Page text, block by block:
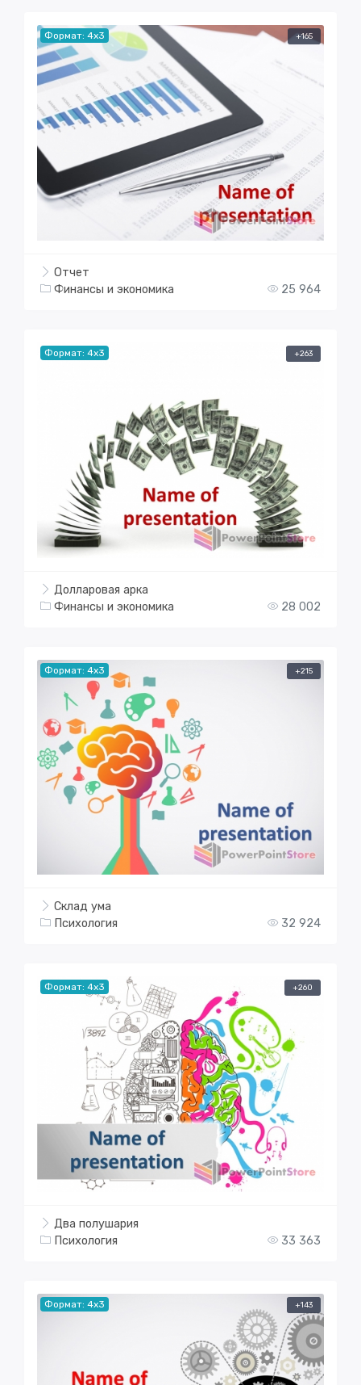
Формат: 4x3 +165
Отчет
Финансы и экономика
25 964
Формат: 4x3 +263
Долларовая арка
Финансы и экономика
28 002
Формат: 4x3 +215
Склад ума
Психология
32 924
Формат: 4x3 +260
Два полушария
Психология
33 363
Формат: 4x3 +143